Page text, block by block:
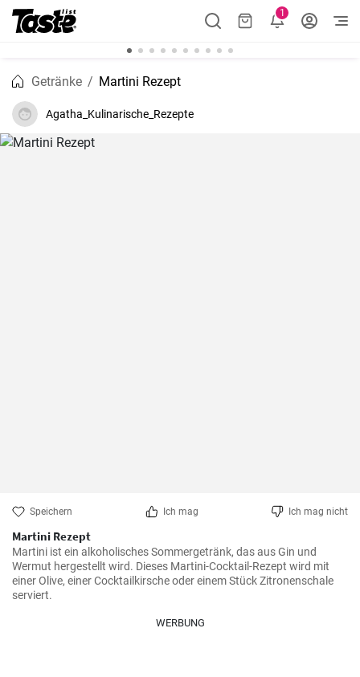
1
Getränke Martini Rezept
Agatha_Kulinarische_Rezepte
Speichern Ich mag Ich mag nicht
Martini Rezept
Martini ist ein alkoholisches Sommergetränk, das aus Gin und
Wermut hergestellt wird. Dieses Martini-Cocktail-Rezept wird mit
einer Olive, einer Cocktailkirsche oder einem Stück Zitronenschale
serviert.
WERBUNG